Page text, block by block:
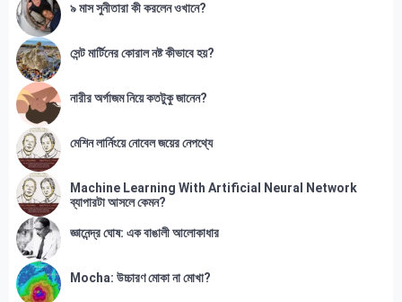
৯ মাস সুনীতারা কী করলেন ওখানে?
সেন্ট মার্টিনের কোরাল নষ্ট কীভাবে হয়?
নারীর অর্গাজম নিয়ে কতটুকু জানেন?
মেশিন লার্নিংয়ে নোবেল জয়ের নেপথ্যে
Machine Learning With Artificial Neural Network
ব্যাপারটা আসলে কেমন?
জ্ঞানেন্দ্র ঘোষ: এক বাঙালী আলোকাধার
Mocha: উচ্চারণ মোকা না মোখা?